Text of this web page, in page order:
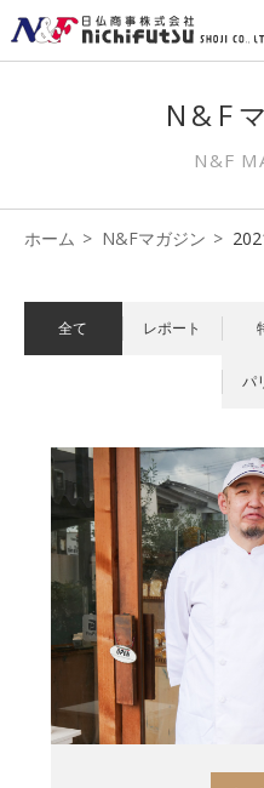
N&F
N&F
ホーム N&Fマガジン
全て レポート
パ